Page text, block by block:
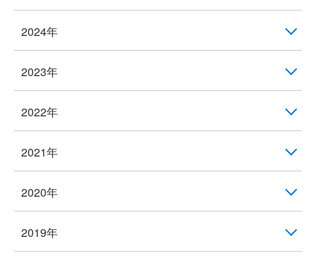
2024年
2023年
2022年
2021年
2020年
2019年